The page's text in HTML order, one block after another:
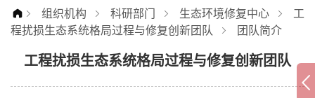
组织机构 科研部门 生态环境修复中心
工
程扰损生态系统格局过程与修复创新团队
团队简介
工程扰损生态系统格局过程与修复创新团队